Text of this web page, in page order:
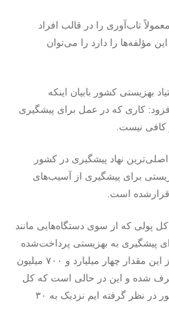
تاب‌آوری را در قالب افراد
مؤلفه‌ها را دارد را می‌توان
بهزیستی کشور بابیان اینکه
کاری که در عمل برای پیشگیری
کافی نیست.
نهاد پیشگیری در کشور
برای پیشگیری از آسیب‌های
است.
براتی سده ادامه داد: در سال ۹۵ کل پولی که از سوی دستگاه‌هایی مانند
پیشگیری به بهزیستی پرداخت‌شده
است، ۱۰ میلیارد تومان بوده که از این مقدار چهار میلیارد و ۷۰۰ میلیون
صرف شده و این در حالی است که کل
پولی که برای درمان اعتیاد در کشور در نظر گرفته ایم نزدیک به ۳۰